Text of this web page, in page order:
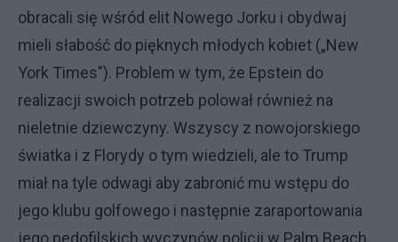
obracali się wśród elit Nowego Jorku i obydwaj
mieli słabość do pięknych młodych kobiet („New
York Times”). Problem w tym, że Epstein do
realizacji swoich potrzeb polował również na
nieletnie dziewczyny. Wszyscy z nowojorskiego
światka i z Florydy o tym wiedzieli, ale to Trump
miał na tyle odwagi aby zabronić mu wstępu do
jego klubu golfowego i następnie zaraportowania
jego pedofilskich wyczynów policji w Palm Beach